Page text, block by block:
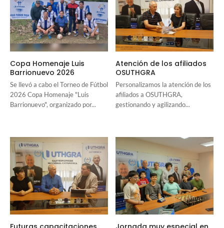
Copa Homenaje Luis
Barrionuevo 2026
Se llevó a cabo el Torneo de Fútbol
2026 Copa Homenaje "Luis
Barrionuevo", organizado por...
Atención de los afiliados
OSUTHGRA
Personalizamos la atención de los
afiliados a OSUTHGRA,
gestionando y agilizando...